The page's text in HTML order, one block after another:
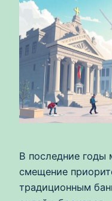
В последние годы
смещение
традиционным